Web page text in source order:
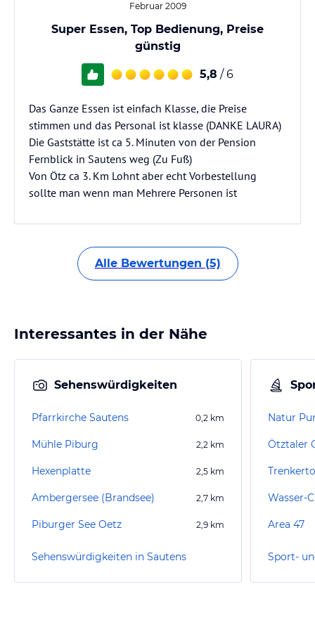
Februar 2009
Super Essen, Top Bedienung, Preise
günstig
5,8 / 6
Das Ganze Essen ist einfach Klasse, die Preise
stimmen und das Personal ist klasse (DANKE LAURA)
Die Gaststätte ist ca 5. Minuten von der Pension
Fernblick in Sautens weg (Zu Fuß)
Von Ötz ca 3. Km Lohnt aber echt Vorbestellung
sollte man wenn man Mehrere Personen ist
Alle Bewertungen (5)
Interessantes in der Nähe
Sehenswürdigkeiten
Pfarrkirche Sautens 0,2 km
Mühle Piburg 2,2 km
Hexenplatte 2,5 km
Ambergersee (Brandsee) 2,7 km
Piburger See Oetz 2,9 km
Sehenswürdigkeiten in Sautens
Ötztaler
Wasser-
Area 47